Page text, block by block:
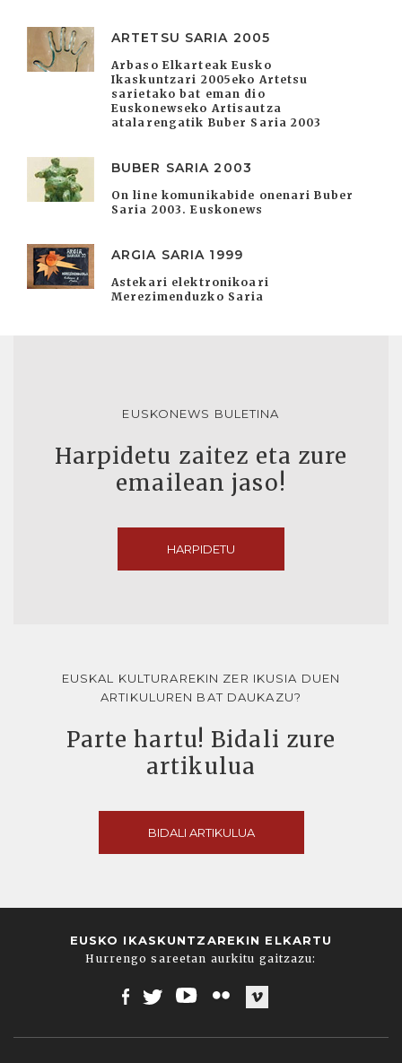
ARTETSU SARIA 2005
Arbaso Elkarteak Eusko
Ikaskuntzari 2005eko Artetsu
sarietako bat eman dio
Euskonewseko Artisautza
atalarengatik Buber Saria 2003
BUBER SARIA 2003
On line komunikabide onenari Buber
Saria 2003. Euskonews
ARGIA SARIA 1999
Astekari elektronikoari
Merezimenduzko Saria
EUSKONEWS BULETINA
Harpidetu zaitez eta zure
emailean jaso!
HARPIDETU
EUSKAL KULTURAREKIN ZER IKUSIA DUEN
ARTIKULUREN BAT DAUKAZU?
Parte hartu! Bidali zure
artikulua
BIDALI ARTIKULUA
EUSKO IKASKUNTZAREKIN ELKARTU
Hurrengo sareetan aurkitu gaitzazu: